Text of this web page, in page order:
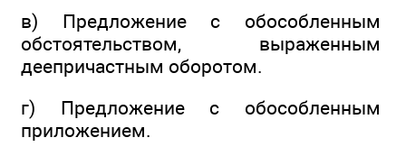
в) Предложение с обособленным
обстоятельством, выра­женным
деепричастным оборотом.
г) Предложение с обособленным
приложением.